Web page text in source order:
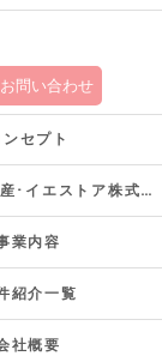
問い合わせ
ンセプト
京都市の不動産･イエストア株式会社の評判
業内容
紹介一覧
社概要